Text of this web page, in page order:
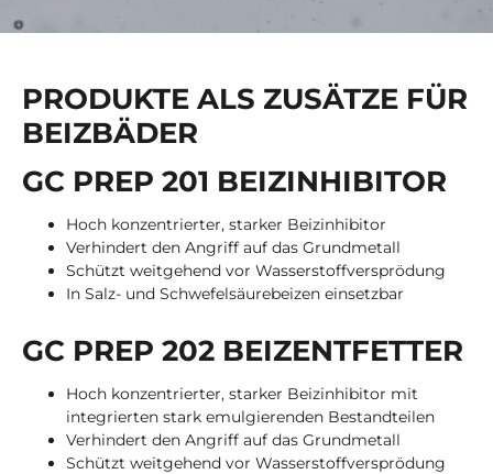
PRODUKTE ALS ZUSÄTZE FÜR
BEIZBÄDER
GC PREP 201 BEIZINHIBITOR
Hoch konzentrierter, starker Beizinhibitor
Verhindert den Angriff auf das Grundmetall
Schützt weitgehend vor Wasserstoffversprödung
In Salz- und Schwefelsäurebeizen einsetzbar
GC PREP 202 BEIZENTFETTER
Hoch konzentrierter, starker Beizinhibitor mit
integrierten stark emulgierenden Bestandteilen
Verhindert den Angriff auf das Grundmetall
Schützt weitgehend vor Wasserstoffversprödung